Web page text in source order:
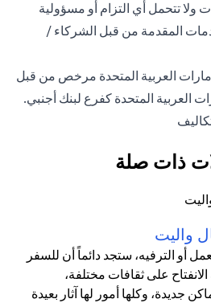
ولا تتحمل أي التزام أو مسؤولية
المقدمة من قبل الشركاء /
العربية المتحدة مرخص من قبل
العربية المتحدة كفرع لبنك أجنبي.
ذات صلة
واليت
أو الترفيه، ستجد دائماً أن للسفر
على ثقافات مختلفة،
جديدة، وكلها أمور لها آثار بعيدة